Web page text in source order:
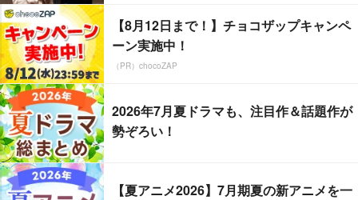
【8月12日まで！】チョコザップキャンペ
ーン実施中！
（PR）chocoZAP
2026年7月夏ドラマも、注目作＆話題作が
勢ぞろい！
【夏アニメ2026】7月期夏の新アニメを一